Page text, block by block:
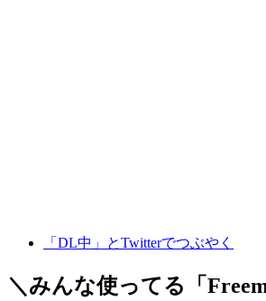
「DL中」とTwitterでつぶやく
＼みんな使ってる「